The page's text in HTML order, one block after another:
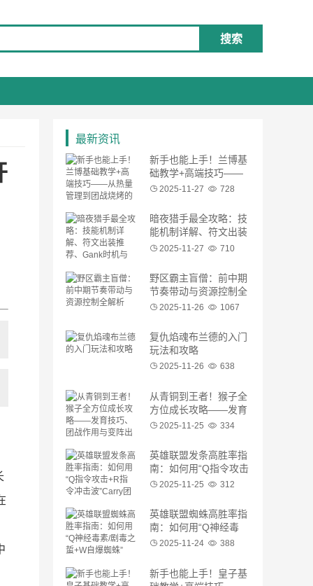
搜索
最新资讯
新手也能上手！兰博基
础教学+高端技巧——
从热量管理到团战烧烤
2025-11-27 728
暗夜猎手最全攻略：技
能机制详解、符文出装
推荐、Gank时机与团
2025-11-27 710
野区霸主盲僧：前中期
节奏带动与资源控制全
解析2025-11-26 1067
复仇焰魂布兰德的入门
玩法和攻略
2025-11-26 638
从青铜到王者！猴子全
方位成长攻略——发育
技巧、团战作用与变阵
2025-11-25 334
英雄联盟发条高胜率指
南：如何用“Q指令攻击
+R指令冲击波”Carry团
择
2025-11-25 312
英雄联盟蜘蛛高胜率指
南：如何用“Q神经毒
素/剧毒之蜇+W自爆蜘
节与装备选择
2025-11-24 388
新手也能上手！皇子基